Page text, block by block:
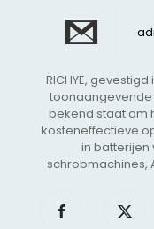
RICHYE,
toonaangevende
bekend staat om
kosteneffectieve
in batterijen
schrobmachines,